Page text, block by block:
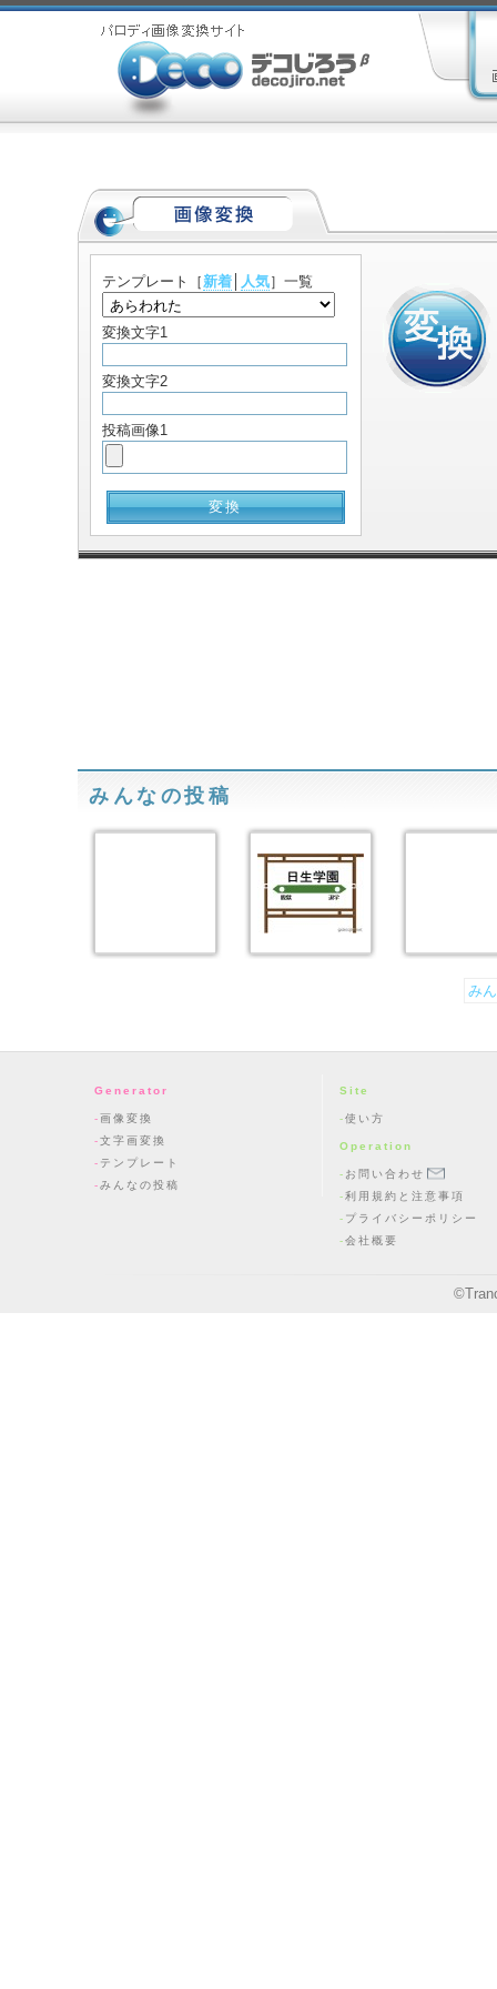
テンプレート ［新着 人気］一覧
変換文字1
変換文字2
投稿画像1
みんなの投稿
み
Generator
画像変換
文字画変換
テンプレート
みんなの投稿
Site
使い方
Operation
お問い合わせ
利用規約と注意事項
プライバシーポリシー
会社概要
©